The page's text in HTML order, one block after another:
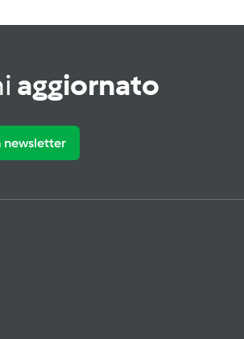
aggiornato
newsletter